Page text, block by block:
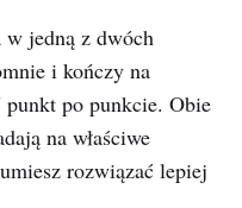
jedną z dwóch
i kończy na
po punkcie. Obie
na właściwe
rozwiązać lepiej